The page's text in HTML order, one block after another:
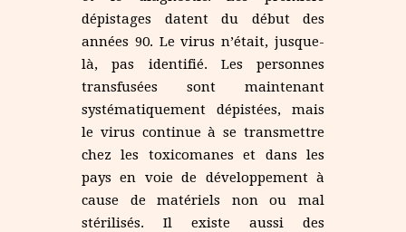
dépistages datent du début des
années 90. Le virus n’était, jusque-
là, pas identifié. Les personnes
transfusées sont maintenant
systématiquement dépistées, mais
le virus continue à se transmettre
chez les toxicomanes et dans les
pays en voie de développement à
cause de matériels non ou mal
stérilisés. Il existe aussi des